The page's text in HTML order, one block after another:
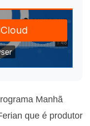
Manhã
que é produtor